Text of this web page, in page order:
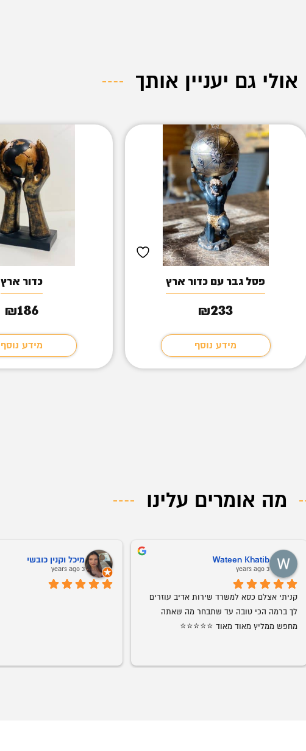
אולי גם יעניין אותך
פסל גבר עם כדור ארץ
₪233
מידע נוסף
כדור ארץ
₪186
מידע נוסף
מה אומרים עלינו
Wateen Khatib
3 years ago
מחפש ממליץ מאוד מאוד ⭐️⭐️⭐️⭐️⭐️
מיכל וקנין כובשי
3 years ago